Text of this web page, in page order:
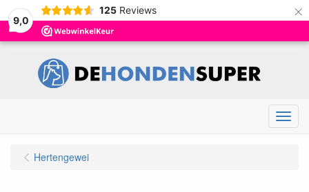
9,0
125 Reviews ×
Menu
Hertengewei